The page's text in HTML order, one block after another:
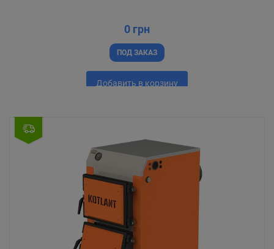
0 грн
ПОД ЗАКАЗ
Добавить в корзину